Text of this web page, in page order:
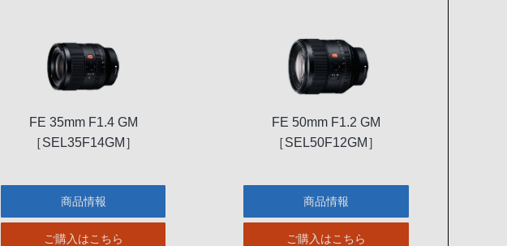
FE 35mm F1.4 GM
［SEL35F14GM］
商品情報
ご購入はこちら
FE 50mm F1.2 GM
［SEL50F12GM］
商品情報
ご購入はこちら